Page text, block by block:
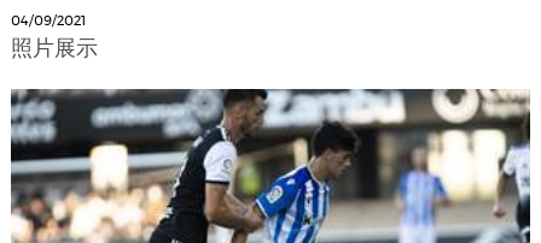
04/09/2021
照片展示